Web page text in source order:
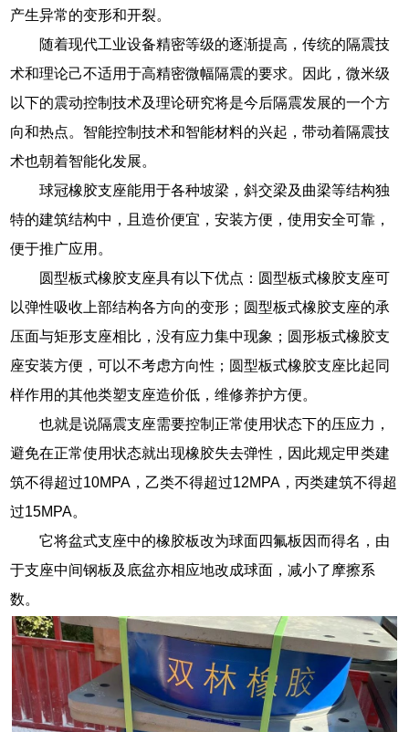
产生异常的变形和开裂。
随着现代工业设备精密等级的逐渐提高，传统的隔震技
术和理论己不适用于高精密微幅隔震的要求。因此，微米级
以下的震动控制技术及理论研究将是今后隔震发展的一个方
向和热点。智能控制技术和智能材料的兴起，带动着隔震技
术也朝着智能化发展。
球冠橡胶支座能用于各种坡梁，斜交梁及曲梁等结构独
特的建筑结构中，且造价便宜，安装方便，使用安全可靠，
便于推广应用。
圆型板式橡胶支座具有以下优点：圆型板式橡胶支座可
以弹性吸收上部结构各方向的变形；圆型板式橡胶支座的承
压面与矩形支座相比，没有应力集中现象；圆形板式橡胶支
座安装方便，可以不考虑方向性；圆型板式橡胶支座比起同
样作用的其他类塑支座造价低，维修养护方便。
也就是说隔震支座需要控制正常使用状态下的压应力，
避免在正常使用状态就出现橡胶失去弹性，因此规定甲类建
筑不得超过10MPA，乙类不得超过12MPA，丙类建筑不得超
过15MPA。
它将盆式支座中的橡胶板改为球面四氟板因而得名，由
于支座中间钢板及底盆亦相应地改成球面，减小了摩擦系
数。